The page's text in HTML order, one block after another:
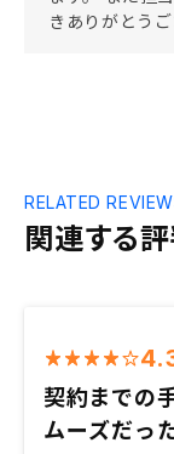
きありがとうご
関連する評
RELATED
契約までの
ムーズだっ